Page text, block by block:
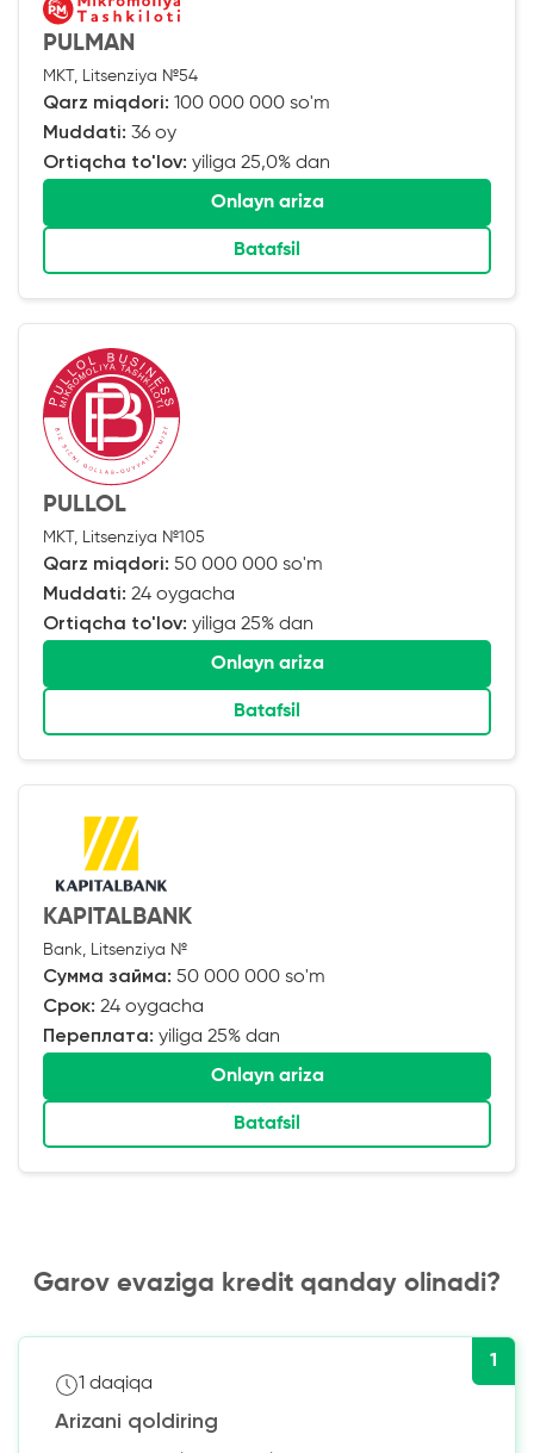
PULMAN
MKT, Litsenziya №54
Qarz miqdori: 100 000 000 so'm
Muddati: 36 oy
Ortiqcha to'lov: yiliga 25,0% dan
Onlayn ariza
Batafsil
PULLOL
MKT, Litsenziya №105
Qarz miqdori: 50 000 000 so'm
Muddati: 24 oygacha
Ortiqcha to'lov: yiliga 25% dan
Onlayn ariza
Batafsil
KAPITALBANK
Bank, Litsenziya №
Сумма займа: 50 000 000 so'm
Срок: 24 oygacha
Переплата: yiliga 25% dan
Onlayn ariza
Batafsil
Garov evaziga kredit qanday olinadi?
1
1 daqiqa
Arizani qoldiring